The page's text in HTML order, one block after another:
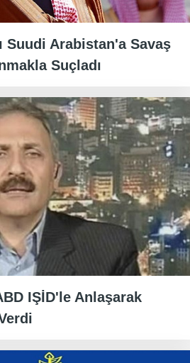
Suudi Arabistan'a Savaş
Suçladı
IŞİD'le Anlaşarak